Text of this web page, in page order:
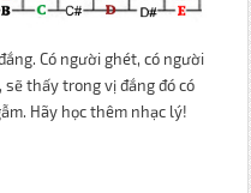
Có người ghét, có người
thấy trong vị đắng đó có
Hãy học thêm nhạc lý!